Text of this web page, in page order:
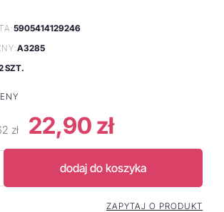
5905414129246
A3285
SZT.
zł 22,90 zł
dodaj do koszyka
ZAPYTAJ O PRODUKT